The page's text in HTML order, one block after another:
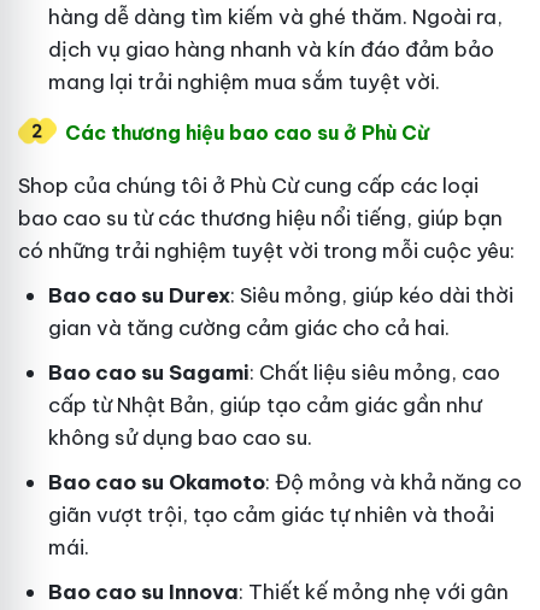
hàng dễ dàng tìm kiếm và ghé thăm. Ngoài ra,
dịch vụ giao hàng nhanh và kín đáo đảm bảo
mang lại trải nghiệm mua sắm tuyệt vời.
Các thương hiệu bao cao su ở Phù Cừ
Shop của chúng tôi ở Phù Cừ cung cấp các loại
bao cao su từ các thương hiệu nổi tiếng, giúp bạn
có những trải nghiệm tuyệt vời trong mỗi cuộc yêu:
Bao cao su Durex: Siêu mỏng, giúp kéo dài thời
gian và tăng cường cảm giác cho cả hai.
Bao cao su Sagami: Chất liệu siêu mỏng, cao
cấp từ Nhật Bản, giúp tạo cảm giác gần như
không sử dụng bao cao su.
Bao cao su Okamoto: Độ mỏng và khả năng co
giãn vượt trội, tạo cảm giác tự nhiên và thoải
mái.
Bao cao su Innova: Thiết kế mỏng nhẹ với gân